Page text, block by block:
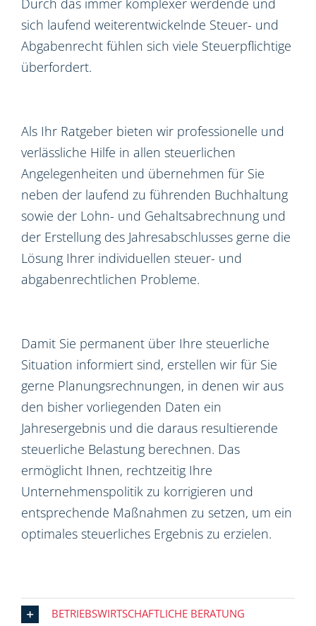
sich laufend weiterentwickelnde Steuer- und
Abgabenrecht fühlen sich viele Steuerpflichtige
überfordert.
Als Ihr Ratgeber bieten wir professionelle und
verlässliche Hilfe in allen steuerlichen
Angelegenheiten und übernehmen für Sie
neben der laufend zu führenden Buchhaltung
sowie der Lohn- und Gehaltsabrechnung und
der Erstellung des Jahresabschlusses gerne die
Lösung Ihrer individuellen steuer- und
abgabenrechtlichen Probleme.
Damit Sie permanent über Ihre steuerliche
Situation informiert sind, erstellen wir für Sie
gerne Planungsrechnungen, in denen wir aus
den bisher vorliegenden Daten ein
Jahresergebnis und die daraus resultierende
steuerliche Belastung berechnen. Das
ermöglicht Ihnen, rechtzeitig Ihre
Unternehmenspolitik zu korrigieren und
entsprechende Maßnahmen zu setzen, um ein
optimales steuerliches Ergebnis zu erzielen.
BETRIEBSWIRTSCHAFTLICHE BERATUNG